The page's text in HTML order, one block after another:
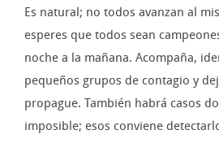
Es natural; no todos avanzan al
esperes que todos sean
noche a la mañana. Acompaña,
pequeños grupos de contagio y
propague. También habrá casos
imposible; esos conviene